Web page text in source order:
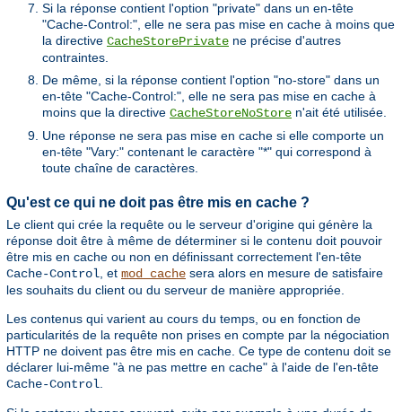
Si la réponse contient l'option "private" dans un en-tête
"Cache-Control:", elle ne sera pas mise en cache à moins que
la directive CacheStorePrivate ne précise d'autres
contraintes.
De même, si la réponse contient l'option "no-store" dans un
en-tête "Cache-Control:", elle ne sera pas mise en cache à
moins que la directive CacheStoreNoStore n'ait été utilisée.
Une réponse ne sera pas mise en cache si elle comporte un
en-tête "Vary:" contenant le caractère "*" qui correspond à
toute chaîne de caractères.
Qu'est ce qui ne doit pas être mis en cache ?
Le client qui crée la requête ou le serveur d'origine qui génère la
réponse doit être à même de déterminer si le contenu doit pouvoir
être mis en cache ou non en définissant correctement l'en-tête
Cache-Control, et mod_cache sera alors en mesure de satisfaire
les souhaits du client ou du serveur de manière appropriée.
Les contenus qui varient au cours du temps, ou en fonction de
particularités de la requête non prises en compte par la négociation
HTTP ne doivent pas être mis en cache. Ce type de contenu doit se
déclarer lui-même "à ne pas mettre en cache" à l'aide de l'en-tête
Cache-Control.